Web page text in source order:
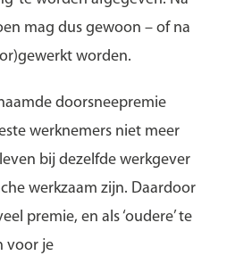
mag dus gewoon – of na
worden.
doorsneepremie
werknemers niet meer
bij dezelfde werkgever
werkzaam zijn. Daardoor
premie, en als ‘oudere’ te
voor je